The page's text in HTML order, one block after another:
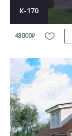
К-170
48000₽